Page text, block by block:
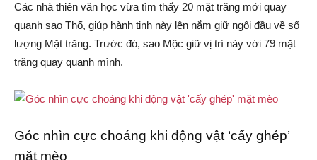
Các nhà thiên văn học vừa tìm thấy 20 mặt trăng mới quay
quanh sao Thổ, giúp hành tinh này lên nắm giữ ngôi đầu về số
lượng Mặt trăng. Trước đó, sao Mộc giữ vị trí này với 79 mặt
trăng quay quanh mình.
Góc nhìn cực choáng khi động vật ‘cấy ghép’
mặt mèo